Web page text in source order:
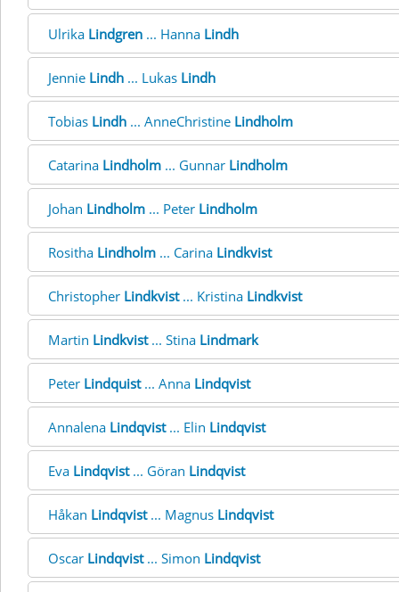
Ulrika Lindgren ... Hanna Lindh
Jennie Lindh ... Lukas Lindh
Tobias Lindh ... AnneChristine Lindholm
Catarina Lindholm ... Gunnar Lindholm
Johan Lindholm ... Peter Lindholm
Rositha Lindholm ... Carina Lindkvist
Christopher Lindkvist... Kristina Lindkvist
Martin Lindkvist... Stina Lindmark
Peter Lindquist... Anna Lindqvist
Annalena Lindqvist... Elin Lindqvist
Eva Lindqvist... Göran Lindqvist
Håkan Lindqvist... Magnus Lindqvist
Oscar Lindqvist... Simon Lindqvist